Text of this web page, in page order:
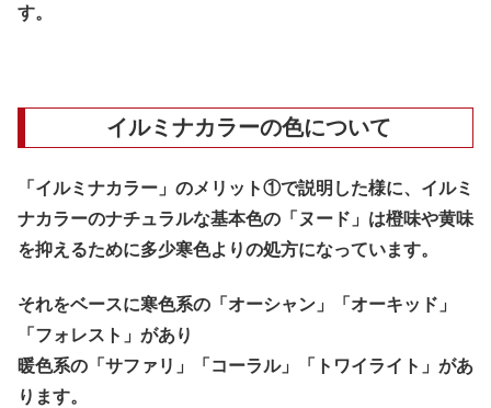
す。
イルミナカラーの色について
「イルミナカラー」のメリット①で説明した様に、イルミ
ナカラーのナチュラルな基本色の「ヌード」は橙味や黄味
を抑えるために多少寒色よりの処方になっています。
それをベースに寒色系の「オーシャン」「オーキッド」
「フォレスト」があり
暖色系の「サファリ」「コーラル」「トワイライト」があ
ります。